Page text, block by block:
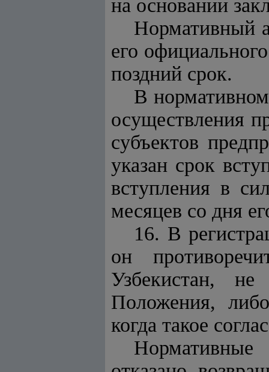
на основании
Нормативный
его
поздний срок.
В
осуществления
субъектов
указан срок
вступления в
месяцев со дня
16. В
он
Узбекистан,
Положения,
когда такое
Нормативные